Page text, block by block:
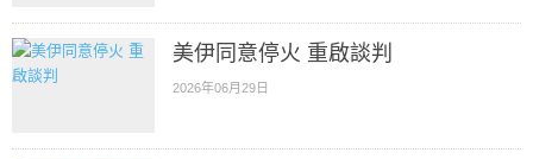
美伊同意停火 重啟談判
2026年06月29日